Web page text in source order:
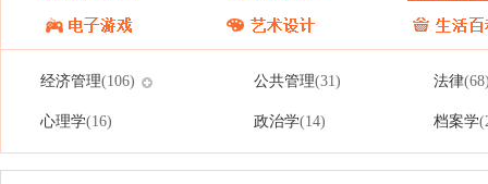
经济管理(106) 公共管理(31) 法律
心理学(16) 政治学(14) 档案学